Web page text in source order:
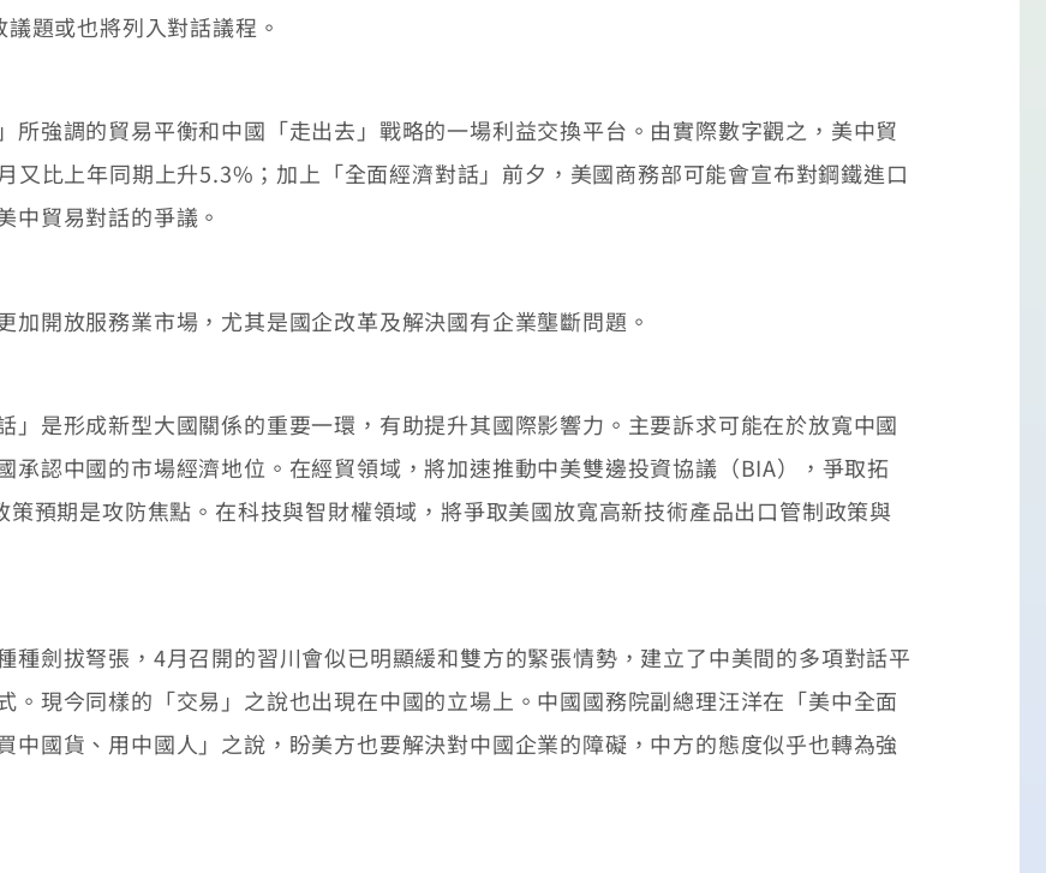
題或也將列入對話議程。
強調的貿易平衡和中國「走出去」戰略的一場利益交換平台。由實際數字觀之，美中貿
比上年同期上升5.3%；加上「全面經濟對話」前夕，美國商務部可能會宣布對鋼鐵進口
中貿易對話的爭議。
開放服務業市場，尤其是國企改革及解決國有企業壟斷問題。
是形成新型大國關係的重要一環，有助提升其國際影響力。主要訴求可能在於放寬中國
承認中國的市場經濟地位。在經貿領域，將加速推動中美雙邊投資協議（BIA），爭取拓
預期是攻防焦點。在科技與智財權領域，將爭取美國放寬高新技術產品出口管制政策與
劍拔弩張，4月召開的習川會似已明顯緩和雙方的緊張情勢，建立了中美間的多項對話平
。現今同樣的「交易」之說也出現在中國的立場上。中國國務院副總理汪洋在「美中全面
中國貨、用中國人」之說，盼美方也要解決對中國企業的障礙，中方的態度似乎也轉為強